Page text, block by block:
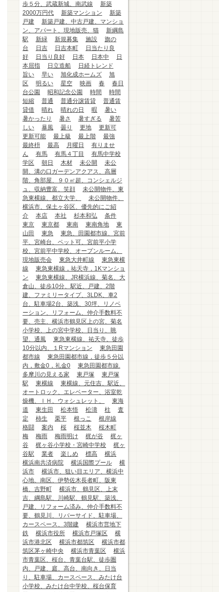
歩５分、武蔵新城、南武線
新築
2000万円代
新築マンション
新築
戸建
新築戸建、中古戸建、マンショ
ン、アパート、現地販売、猫
新綱島
駅
新緑 新規募集 施設
旗の
台
日吉 日吉本町
日当たり良
好
日当り良好 日本 日本中
日
本屈指
日立造船
日経トレンド
旨い
早い 旭化成ホームズ
旭
区
明るい 星空 映画 春
春日
台公園
昭和記念公園 時間
時間
短縮
普通 普通分譲賃貸
普通賃
貸借
晴れ 晴れの日 暇
暑い
暑かったり
暑さ 暑すぎる
暑苦
しい
暴風 曇り 更地
更新可
更新可能
最上級 最上階
最強
最終枡
最高 月曜日
有りませ
ん
有馬 有馬４丁目
有馬中学校
学区
朝日 木材 未公開
未公
開、溝の口ガーデンアクアス、高層
階、角部屋、９０㎡超、コンシェルジ
ュ、収納豊富、笑顔
未公開物件、東
急東横線、都立大学、
未公開物件、
横浜市、保土ヶ谷区、優先的にご紹
介
本店 本社 杉本和弘
条件
東京
東京都 東南 東南角地
東
山田
東急
東急、田園都市線、宮前
平、宮崎台、ペット可、宮前平小学
校、宮前平中学校、オープンルーム、
現地販売会
東急大井町線
東急東横
線
東急東横線，祐天寺，1Kマンショ
ン
東急東横線、JR横浜線、菊名、大
倉山、徒歩10分、駅近、戸建、2階
建、ファミリータイプ、3LDK、車2
台、駐車場2台、築浅、30坪、リノベ
ーション、リフォーム、仲介手数料不
要、売主、横浜市鶴見区上の宮、菊名
小学校、上の宮中学校、日当り、眺
望、通風
東急東横線、祐天寺、徒歩
10分以内、１Rマンション
東急田園
都市線
東急田園都市線，徒歩５分以
内，敷金0，礼金0
東急田園都市線.
多摩川の見える家
東戸塚
東戸塚
駅
東横線
東横線、元住吉、駅近、
オートロック、エレベーター、浴室乾
燥機、ＩＨ、ウォシュレット、
東海
道
東生田 松本悟 松濤 柱
査
定
柿生 栗平 根っこ
根岸線
格闘
案内 桜 桜並木
桜木町
梅
梅雨 梅雨明け 梶が谷
梶ヶ
谷
梶ヶ谷小学校・宮崎中学校
梶ヶ
谷駅
業者 楽しめ 標高
横浜
横浜南共済病院
横浜国際プール
横
浜市
横浜市、狙い目エリア、横浜中
心地、南区、伊勢佐木長者町、阪東
橋、吉野町
横浜市、鶴見区、上末
吉、綱島駅、川崎駅、鶴見駅、築浅、
戸建、リフォーム済み、仲介手数料不
要、鶴見川、リバーサイド、駐車場、
カースペース、3階建
横浜市営地下
鉄
横浜市役所 横浜市戸塚区
横
浜市港北区
横浜市都筑区
横浜市都
筑区茅ヶ崎中央
横浜市青葉区
横浜
市青葉区、桜台、青葉台駅、徒歩圏
内、戸建、庭、高台、南向き、日当
り、駐車場、カースペース、みたけ台
小学校、みたけ台中学校、桜台保育